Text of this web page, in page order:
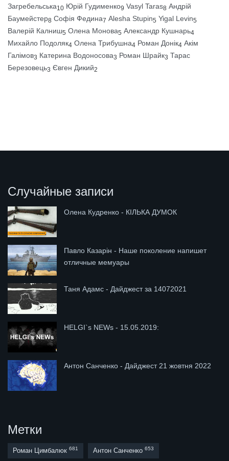
Загребельська10 Юрій Гудименко9 Vasyl Taras8 Андрій
Баумейстер8 Софія Федина7 Alesha Stupin5 Yigal Levin5
Валерій Калниш5 Олена Монова5 Александр Кушнарь4
Михайло Подоляк4 Олена Трибушна4 Роман Донік4 Акім
Галімов3 Катерина Водоносова3 Роман Шрайк3 Тарас
Березовець3 Євген Дикий2
Случайные записи
Олена Кудренко - КІЛЬКА ДУМОК
Павло Казарін - Наше поколение напишет
отличные мемуары
Таня Адамс - Дайджест за 14072021
HELGI`s NEWs - 15.05.2019:
Антон Санченко - Дайджест 21 жовтня 2022
Метки
Роман Цимбалюк 681 Антон Санченко 653